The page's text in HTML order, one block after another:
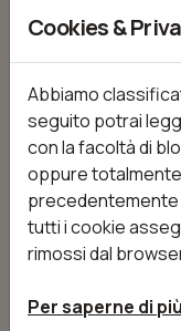
Il tuo
Cookies &
Abbiamo
seguito potrai
con la facoltà di
oppure
tutti i cookie
rimossi dal
Per saperne di più